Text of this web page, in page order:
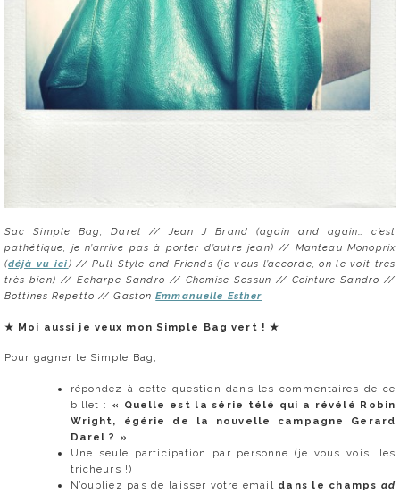
Sac Simple Bag, Darel // Jean J Brand (again and again… c’est
pathétique, je n’arrive pas à porter d’autre jean) // Manteau Monoprix
(déjà vu ici) // Pull Style and Friends (je vous l’accorde, on le voit très
très bien) // Echarpe Sandro // Chemise Sessùn // Ceinture Sandro //
Bottines Repetto //GastonEmmanuelle Esther
★ Moi aussi je veux mon Simple Bag vert !★
Pour gagner le Simple Bag,
répondez à cette question dans les commentaires de ce
billet : « Quelle est la série télé qui a révélé Robin
Wright, égérie de la nouvelle campagne Gerard
Darel ? »
Une seule participation par personne (je vous vois, les
tricheurs !)
N’oubliez pas de laisser votre email dans le champs ad